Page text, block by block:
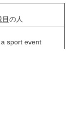
目の人
sport event